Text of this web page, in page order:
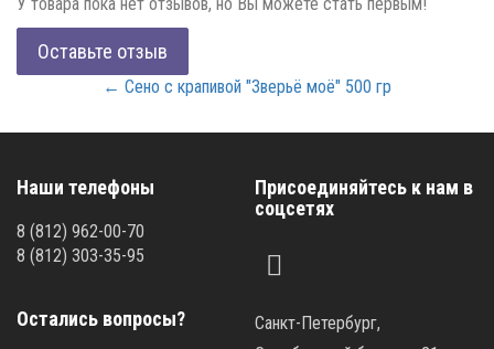
Оставьте отзыв
← Сено с крапивой "Зверьё моё" 500 гр
Наши телефоны
8 (812) 962-00-70
8 (812) 303-35-95
Присоединяйтесь к нам в
соцсетях
Остались вопросы?
Санкт-Петербург,